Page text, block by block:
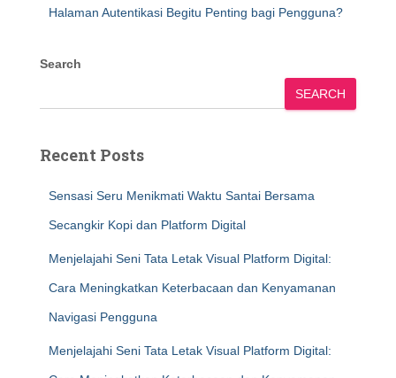
Halaman Autentikasi Begitu Penting bagi Pengguna?
Search
SEARCH
Recent Posts
Sensasi Seru Menikmati Waktu Santai Bersama
Secangkir Kopi dan Platform Digital
Menjelajahi Seni Tata Letak Visual Platform Digital:
Cara Meningkatkan Keterbacaan dan Kenyamanan
Navigasi Pengguna
Menjelajahi Seni Tata Letak Visual Platform Digital: